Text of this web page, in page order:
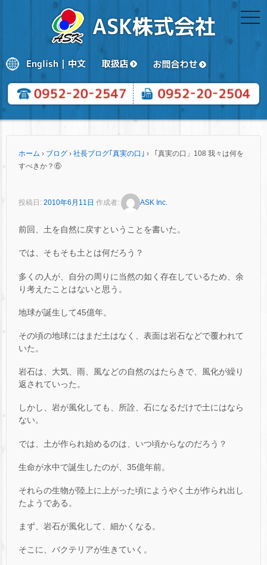
ホーム › ブログ › 社長ブログ｢真実の口｣ ›
「真実の口」108 我々は何を
すべきか？⑥
投稿日: 2010年6月11日 作成者: ASK Inc.
前回、土を自然に戻すということを書いた。
では、そもそも土とは何だろう？
多くの人が、自分の周りに当然の如く存在しているため、余
り考えたことはないと思う。
地球が誕生して45億年。
その頃の地球にはまだ土はなく、表面は岩石などで覆われて
いた。
岩石は、大気、雨、風などの自然のはたらきで、風化が繰り
返されていった。
しかし、岩が風化しても、所詮、石になるだけで土にはなら
ない。
では、土が作られ始めるのは、いつ頃からなのだろう？
生命が水中で誕生したのが、35億年前。
それらの生物が陸上に上がった頃にようやく土が作られ出し
たようである。
まず、岩石が風化して、細かくなる。
そこに、バクテリアが生きていく。